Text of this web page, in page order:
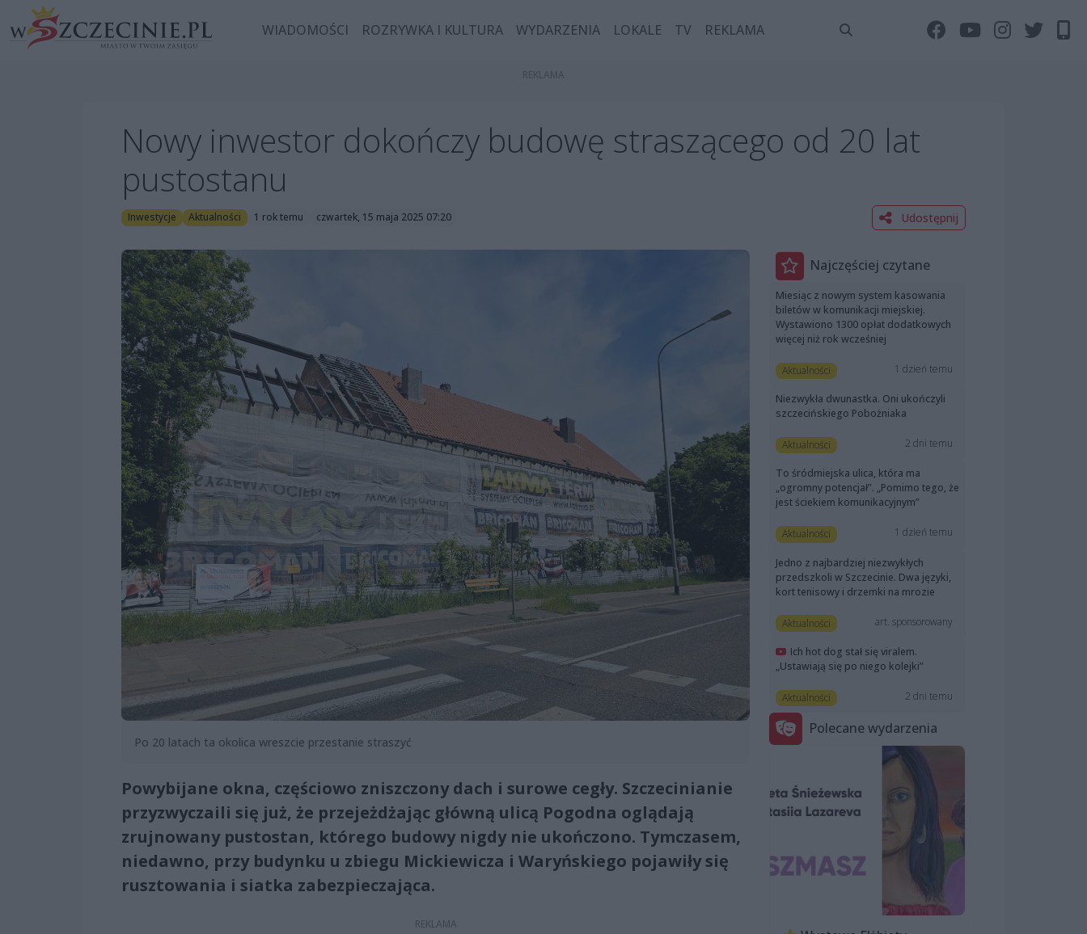
WIADOMOŚCI ROZRYWKA I KULTURA WYDARZENIA LOKALE TV REKLAMA
Nowy inwestor dokończy budowę straszącego od 20 lat
pustostanu
Inwestycje Aktualności 1 rok temu czwartek, 15 maja 2025 07:20 Udostępnij
Po 20 latach ta okolica wreszcie przestanie straszyć
Powybijane okna, częściowo zniszczony dach i surowe cegły. Szczecinianie
przyzwyczaili się już, że przejeżdżając główną ulicą Pogodna oglądają
zrujnowany pustostan, którego budowy nigdy nie ukończono. Tymczasem,
niedawno, przy budynku u zbiegu Mickiewicza i Waryńskiego pojawiły się
rusztowania i siatka zabezpieczająca.
Najczęściej czytane
Miesiąc z nowym system kasowania
biletów w komunikacji miejskiej.
Wystawiono 1300 opłat dodatkowych
więcej niż rok wcześniej
Aktualności 1 dzień temu
Niezwykła dwunastka. Oni ukończyli
szczecińskiego Pobożniaka
Aktualności 2 dni temu
To śródmiejska ulica, która ma
„ogromny potencjał”. „Pomimo tego, że
jest ściekiem komunikacyjnym”
Aktualności 1 dzień temu
Jedno z najbardziej niezwykłych
przedszkoli w Szczecinie. Dwa języki,
kort tenisowy i drzemki na mrozie
Aktualności art. sponsorowany
Ich hot dog stał się viralem.
„Ustawiają się po niego kolejki”
Aktualności 2 dni temu
Polecane wydarzenia